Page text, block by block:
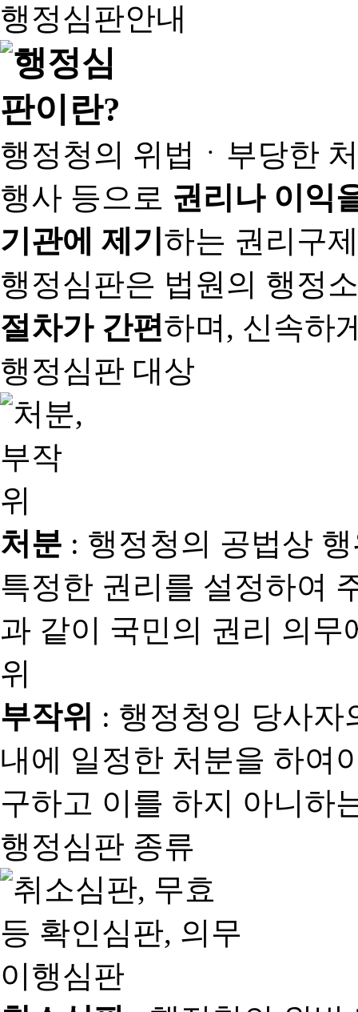
행정심판안내
행정청의 위법ㆍ부당한
행사 등으로 권리나 이익
기관에 제기하는 권리구
행정심판은 법원의 행정
절차가 간편하며, 신속하
행정심판 대상
처분 : 행정청의 공법상
특정한 권리를 설정하여
과 같이 국민의 권리 의
위
부작위 : 행정청잉 당사자
내에 일정한 처분을 하여
구하고 이를 하지 아니하
행정심판 종류